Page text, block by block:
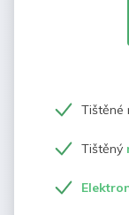
Tištěné
Tištěný